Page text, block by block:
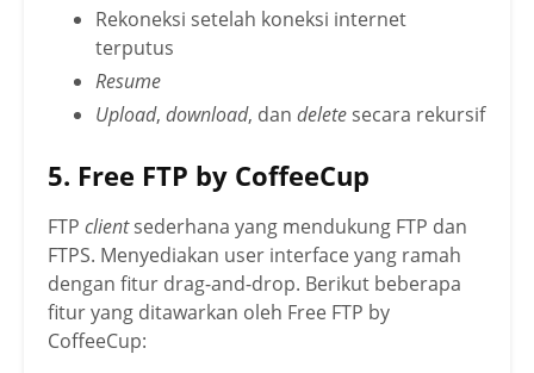
Rekoneksi setelah koneksi internet
terputus
Resume
Upload, download, dan delete secara rekursif
5. Free FTP by CoffeeCup
FTP clientsederhana yang mendukung FTP dan
FTPS. Menyediakan user interface yang ramah
dengan fitur drag-and-drop. Berikut beberapa
fitur yang ditawarkan oleh Free FTP by
CoffeeCup: